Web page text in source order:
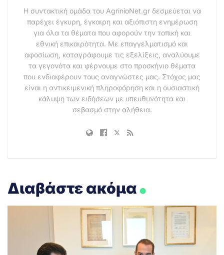
Η συντακτική ομάδα του AgrinioNet.gr δεσμεύεται να
παρέχει έγκυρη, έγκαιρη και αξιόπιστη ενημέρωση
για όλα τα θέματα που αφορούν την τοπική και
εθνική επικαιρότητα. Με επαγγελματισμό και
αφοσίωση, καταγράφουμε τις εξελίξεις, αναλύουμε
τα γεγονότα και φέρνουμε στο προσκήνιο θέματα
που ενδιαφέρουν τους αναγνώστες μας. Στόχος μας
είναι η αντικειμενική πληροφόρηση και η ουσιαστική
κάλυψη των ειδήσεων με υπευθυνότητα και
σεβασμό στην αλήθεια.
Διαβάστε ακόμα.